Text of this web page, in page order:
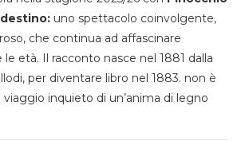
uno spettacolo coinvolgente,
che continua ad affascinare
età. Il racconto nasce nel 1881 dalla
per diventare libro nel 1883. non è
viaggio inquieto di un’anima di legno